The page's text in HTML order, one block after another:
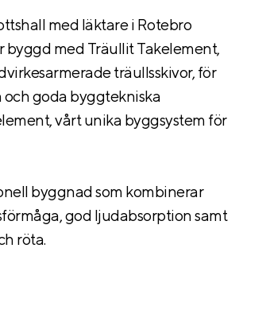
med läktare i Rotebro
med Träullit Takelement,
träullsskivor, för
goda byggtekniska
vårt unika byggsystem för
byggnad som kombinerar
god ljudabsorption samt
röta.